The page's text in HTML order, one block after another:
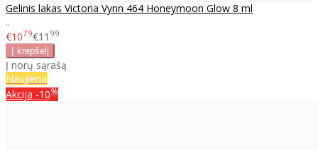
Gelinis lakas Victoria Vynn 464 Honeymoon Glow 8 ml
..
€1079€11 99
Į norų sąrašą
Naujiena
Akcija -10%